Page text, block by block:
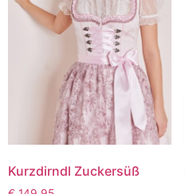
Kurzdirndl Zuckersüß